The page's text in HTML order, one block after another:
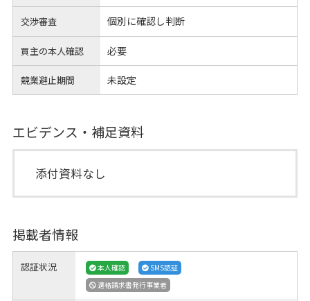
交渉審査 個別に確認し判断
買主の本人確認 必要
競業避止期間 未設定
エビデンス・補足資料
添付資料なし
掲載者情報
認証状況 本人確認
SMS認証
適格請求書発行事業者